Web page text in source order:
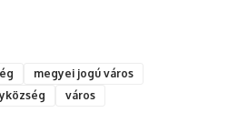
megyei jogú város
város